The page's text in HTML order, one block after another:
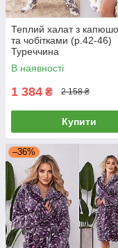
Теплий халат з
та чобітками (р.42-46)
Туреччина
В наявності
1 384 ₴ 2 158 ₴
Купити
–36%